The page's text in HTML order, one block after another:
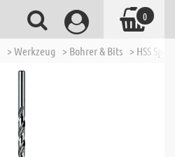
> Werkzeug > Bohrer & Bits > HSS
0